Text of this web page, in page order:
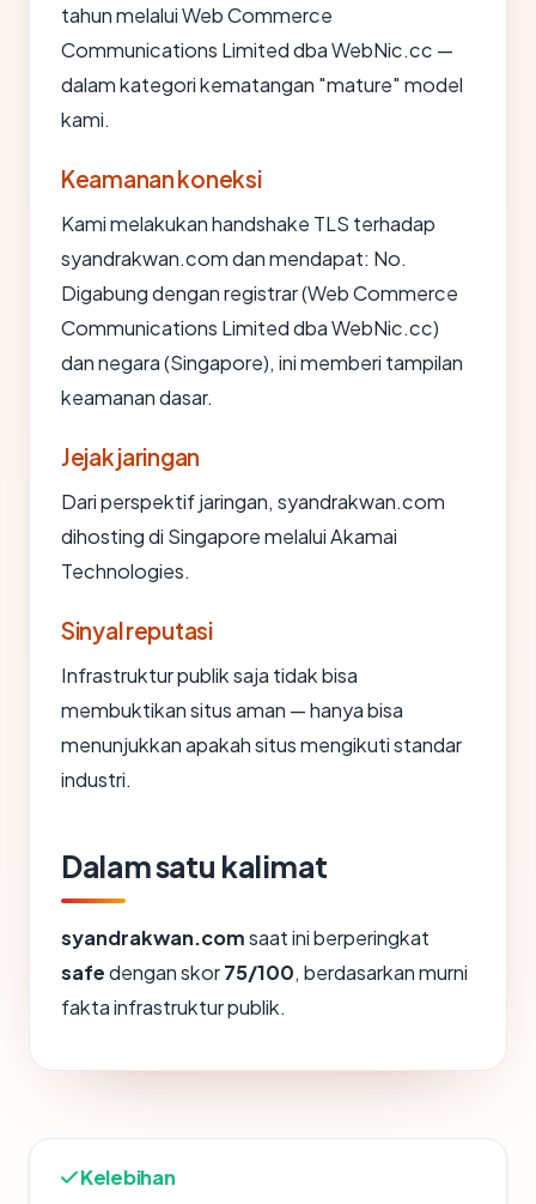
tahun melalui Web Commerce
Communications Limited dba WebNic.cc —
dalam kategori kematangan "mature" model
kami.
Keamanan koneksi
Kami melakukan handshake TLS terhadap
syandrakwan.com dan mendapat: No.
Digabung dengan registrar (Web Commerce
Communications Limited dba WebNic.cc)
dan negara (Singapore), ini memberi tampilan
keamanan dasar.
Jejak jaringan
Dari perspektif jaringan, syandrakwan.com
dihosting di Singapore melalui Akamai
Technologies.
Sinyal reputasi
Infrastruktur publik saja tidak bisa
membuktikan situs aman — hanya bisa
menunjukkan apakah situs mengikuti standar
industri.
Dalam satu kalimat
syandrakwan.comsaat ini berperingkat
safedengan skor75/100, berdasarkan murni
fakta infrastruktur publik.
Kelebihan